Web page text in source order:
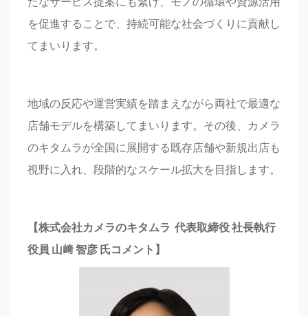
を促進することで、持続可能な社会づくりに貢献し
てまいります。
地域の反応や運営実績を踏まえながら両社で最適な
店舗モデルを構築してまいります。その後、カメラ
のキタムラが全国に展開する既存店舗や新規出店も
視野に入れ、段階的なスケール拡大を目指します。
【株式会社カメラのキタムラ 代表取締役社長執行
役員 山﨑智彦 氏コメント】